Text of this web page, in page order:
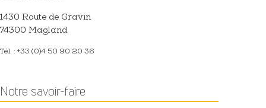
1430 Route de Gravin
74300 Magland
Tél. : +33 (0)4 50 90 20 36
Notre savoir-faire